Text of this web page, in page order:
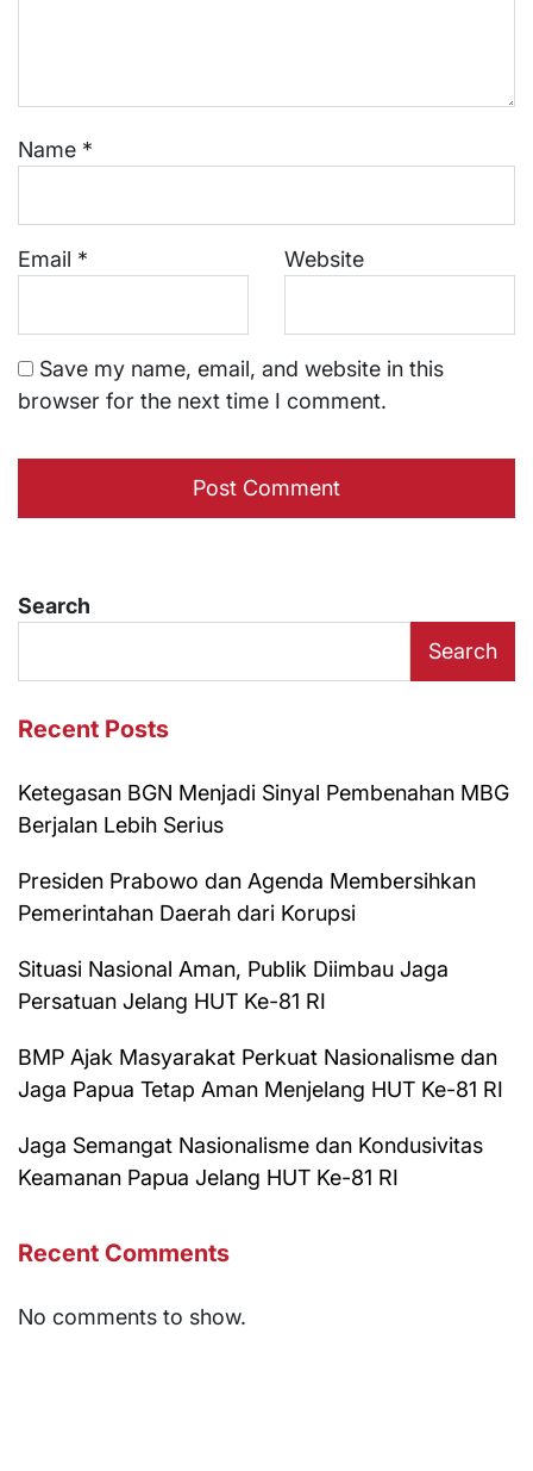
Name *
Email * Website
Save my name, email, and website in this
browser for the next time I comment.
Search
Search
Recent Posts
Ketegasan BGN Menjadi Sinyal Pembenahan MBG
Berjalan Lebih Serius
Presiden Prabowo dan Agenda Membersihkan
Pemerintahan Daerah dari Korupsi
Situasi Nasional Aman, Publik Diimbau Jaga
Persatuan Jelang HUT Ke-81 RI
BMP Ajak Masyarakat Perkuat Nasionalisme dan
Jaga Papua Tetap Aman Menjelang HUT Ke-81 RI
Jaga Semangat Nasionalisme dan Kondusivitas
Keamanan Papua Jelang HUT Ke-81 RI
Recent Comments
No comments to show.